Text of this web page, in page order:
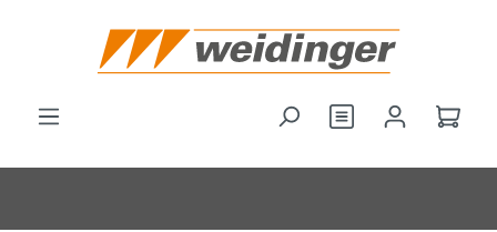
principal
Vous avez 0Le